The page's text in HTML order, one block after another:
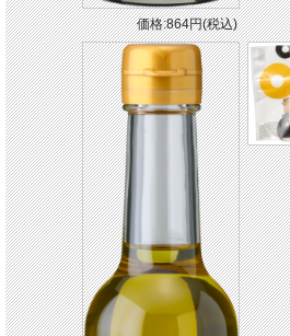
価格:864円(税込)